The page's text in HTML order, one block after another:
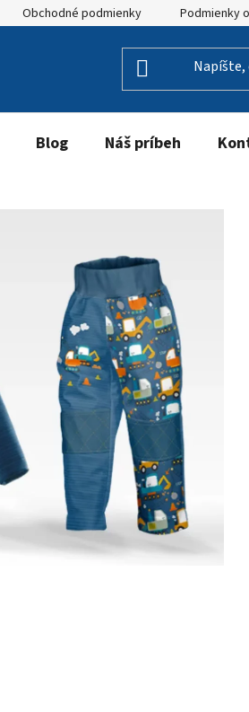
Obchodné podmienky Podmienky
Blog Náš príbeh